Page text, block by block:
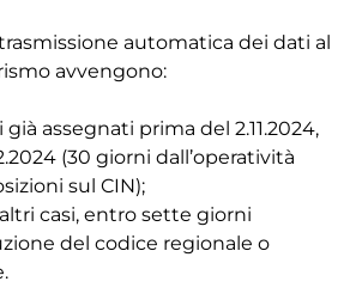
automatica dei dati al
avvengono:
assegnati prima del 2.11.2024,
(30 giorni dall’operatività
sul CIN);
casi, entro sette giorni
del codice regionale o